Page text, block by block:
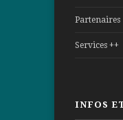
Partenaires
Services ++
INFOS